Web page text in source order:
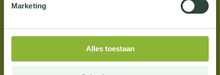
Marketing
Alles toestaan
Over Adezz
Contact